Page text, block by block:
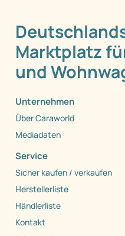
Marktplatz
und
Unternehmen
Über Caraworld
Mediadaten
Service
Sicher kaufen / verkaufen
Herstellerliste
Händlerliste
Kontakt